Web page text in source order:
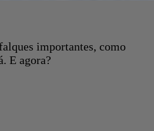
importantes, como
E agora?